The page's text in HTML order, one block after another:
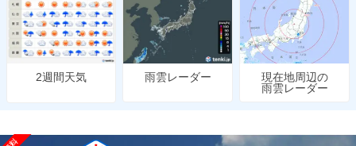
2週間天気 雨雲レーダー
現在地周辺の
雨雲レーダー